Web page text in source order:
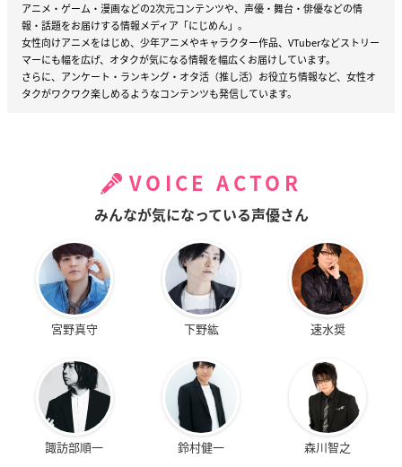
アニメ・ゲーム・漫画などの2次元コンテンツや、声優・舞台・俳優などの情
報・話題をお届けする情報メディア「にじめん」。
女性向けアニメをはじめ、少年アニメやキャラクター作品、VTuberなどストリー
マーにも幅を広げ、オタクが気になる情報を幅広くお届けしています。
さらに、アンケート・ランキング・オタ活（推し活）お役立ち情報など、女性オ
タクがワクワク楽しめるようなコンテンツも発信しています。
VOICE ACTOR
みんなが気になっている声優さん
宮野真守 下野紘 速水奨
諏訪部順一 鈴村健一 森川智之